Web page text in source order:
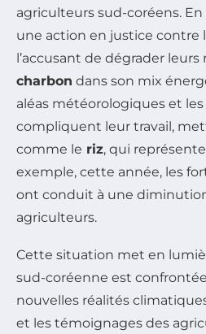
agriculteurs sud-coréens.
une action en justice contre
l’accusant de dégrader
charbon dans son mix
aléas météorologiques et
compliquent leur travail,
comme le riz, qui
exemple, cette année, les
ont conduit à une
agriculteurs.
Cette situation met en
sud-coréenne est
nouvelles réalités
et les témoignages des